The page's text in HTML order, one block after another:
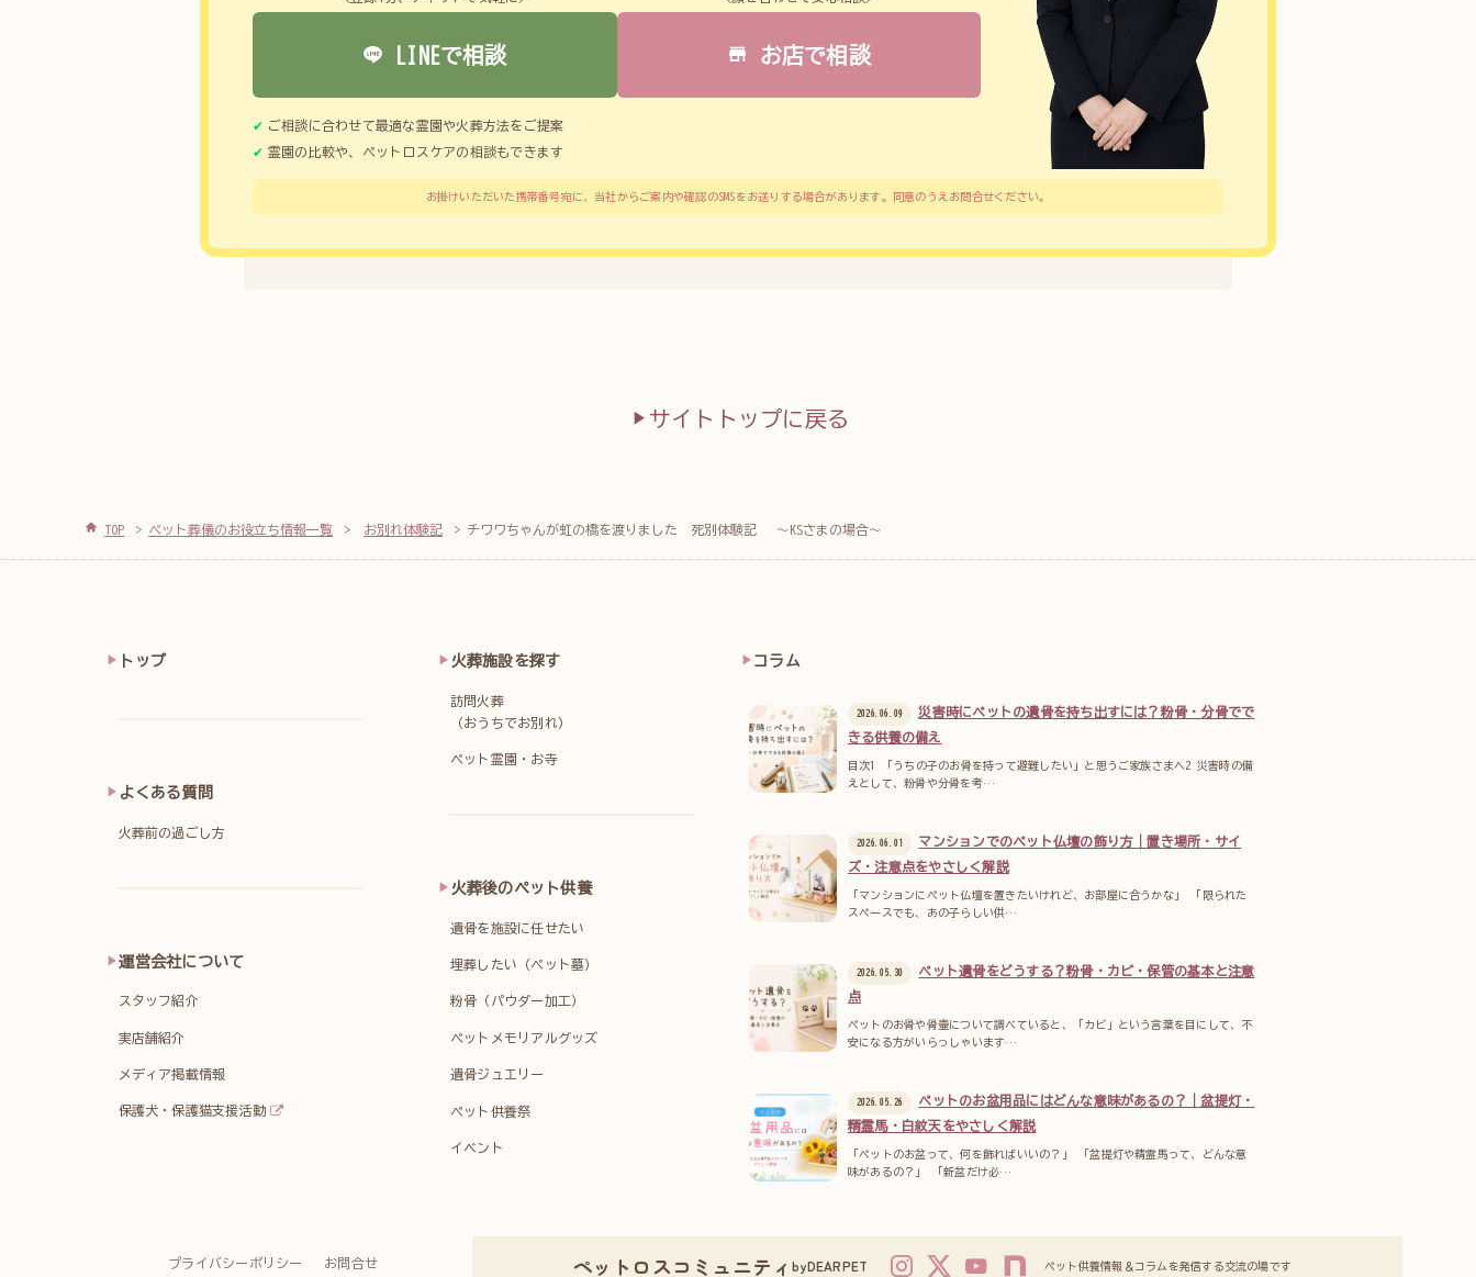
LINEで相談 お店で相談
ご相談に合わせて最適な霊園や火葬方法をご提案
霊園の比較や、ペットロスケアの相談もできます
お掛けいただいた携帯番号宛に、当社からご案内や確認のSMSをお送りする場合があります。同意のうえお問合せください。
サイトトップに戻る
TOP ペット葬儀のお役立ち情報一覧 お別れ体験記 チワワちゃんが虹の橋を渡りました 死別体験記 ～KSさまの場合～
トップ
よくある質問
火葬前の過ごし方
運営会社について
スタッフ紹介
実店舗紹介
メディア掲載情報
保護犬・保護猫支援活動
火葬施設を探す
訪問火葬
（おうちでお別れ）
ペット霊園・お寺
火葬後のペット供養
遺骨を施設に任せたい
埋葬したい（ペット墓）
粉骨（パウダー加工）
ペットメモリアルグッズ
遺骨ジュエリー
ペット供養祭
イベント
コラム
2026.06.09
災害時にペットの遺骨を持ち出すには？粉骨・分骨でで
きる供養の備え
目次1 「うちの子のお骨を持って避難したい」と思うご家族さまへ2 災害時の備
えとして、粉骨や分骨を考…
2026.06.01
マンションでのペット仏壇の飾り方｜置き場所・サイ
ズ・注意点をやさしく解説
「マンションにペット仏壇を置きたいけれど、お部屋に合うかな」 「限られた
スペースでも、あの子らしい供…
2026.05.30
ペット遺骨をどうする？粉骨・カビ・保管の基本と注意
点
ペットのお骨や骨壷について調べていると、「カビ」という言葉を目にして、不
安になる方がいらっしゃいます…
2026.05.26
ペットのお盆用品にはどんな意味があるの？｜盆提灯・
精霊馬・白紋天をやさしく解説
「ペットのお盆って、何を飾ればいいの？」 「盆提灯や精霊馬って、どんな意
味があるの？」 「新盆だけ必…
プライバシーポリシー お問合せ ペットロスコミュニティbyDEARPET ペット供養情報＆コラムを発信する交流の場です